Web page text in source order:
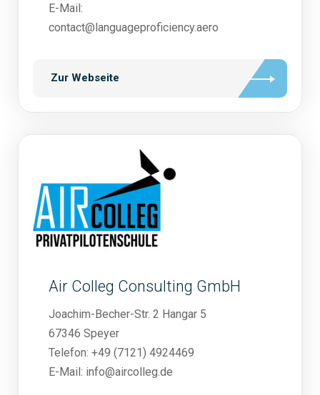
E-Mail:
contact@languageproficiency.aero
Zur Webseite
Air Colleg Consulting GmbH
Joachim-Becher-Str. 2 Hangar 5
67346 Speyer
Telefon: +49 (7121) 4924469
E-Mail: info@aircolleg.de